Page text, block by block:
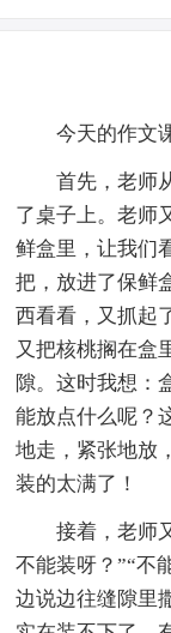
今天的作文
首先，老师
了桌子上。老师
鲜盒里，让我们
把，放进了保鲜
西看看，又抓起
又把核桃搁在盒
隙。这时我想：
能放点什么呢？
地走，紧张地放
装的太满了！
接着，老师
不能装呀？”“不
边说边往缝隙里